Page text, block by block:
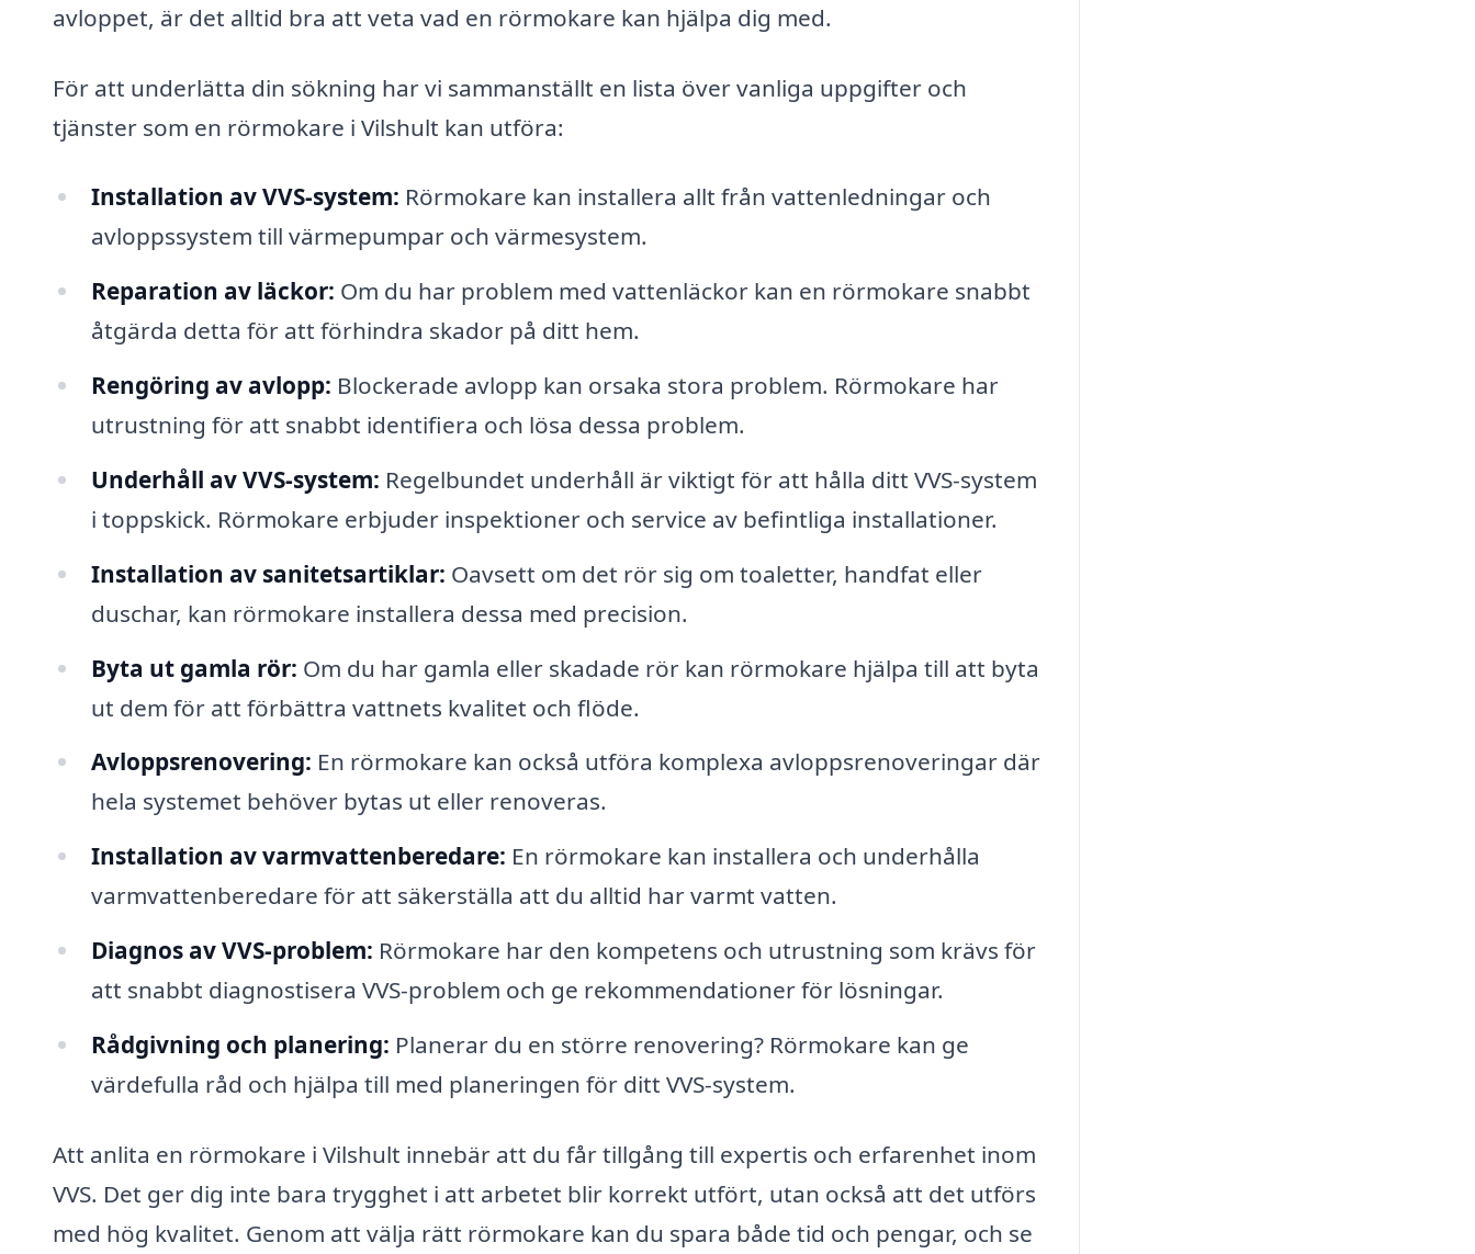
avloppet, är det alltid bra att veta vad en rörmokare kan hjälpa dig med.
För att underlätta din sökning har vi sammanställt en lista över vanliga uppgifter och
tjänster som en rörmokare i Vilshult kan utföra:
Installation av VVS-system: Rörmokare kan installera allt från vattenledningar och
avloppssystem till värmepumpar och värmesystem.
Reparation av läckor: Om du har problem med vattenläckor kan en rörmokare snabbt
åtgärda detta för att förhindra skador på ditt hem.
Rengöring av avlopp: Blockerade avlopp kan orsaka stora problem. Rörmokare har
utrustning för att snabbt identifiera och lösa dessa problem.
Underhåll av VVS-system: Regelbundet underhåll är viktigt för att hålla ditt VVS-system
i toppskick. Rörmokare erbjuder inspektioner och service av befintliga installationer.
Installation av sanitetsartiklar: Oavsett om det rör sig om toaletter, handfat eller
duschar, kan rörmokare installera dessa med precision.
Byta ut gamla rör: Om du har gamla eller skadade rör kan rörmokare hjälpa till att byta
ut dem för att förbättra vattnets kvalitet och flöde.
Avloppsrenovering: En rörmokare kan också utföra komplexa avloppsrenoveringar där
hela systemet behöver bytas ut eller renoveras.
Installation av varmvattenberedare: En rörmokare kan installera och underhålla
varmvattenberedare för att säkerställa att du alltid har varmt vatten.
Diagnos av VVS-problem: Rörmokare har den kompetens och utrustning som krävs för
att snabbt diagnostisera VVS-problem och ge rekommendationer för lösningar.
Rådgivning och planering: Planerar du en större renovering? Rörmokare kan ge
värdefulla råd och hjälpa till med planeringen för ditt VVS-system.
Att anlita en rörmokare i Vilshult innebär att du får tillgång till expertis och erfarenhet inom
VVS. Det ger dig inte bara trygghet i att arbetet blir korrekt utfört, utan också att det utförs
med hög kvalitet. Genom att välja rätt rörmokare kan du spara både tid och pengar, och se